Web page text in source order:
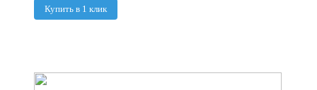
Купить в 1 клик